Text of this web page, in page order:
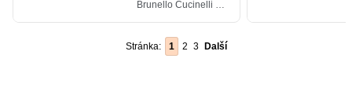
Stránka: 1 2 3 Další